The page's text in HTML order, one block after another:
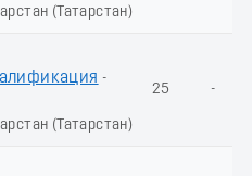
(Татарстан)
-
(Татарстан)
25 -